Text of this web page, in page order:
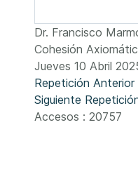
Dr. Francisco
Cohesión
Jueves 10 Abril
Repetición Anterior
Siguiente
Accesos : 20757